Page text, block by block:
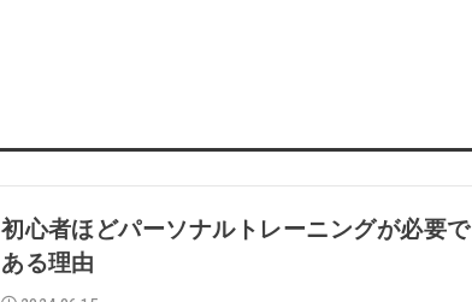
初心者ほどパーソナルトレーニングが必要で
ある理由